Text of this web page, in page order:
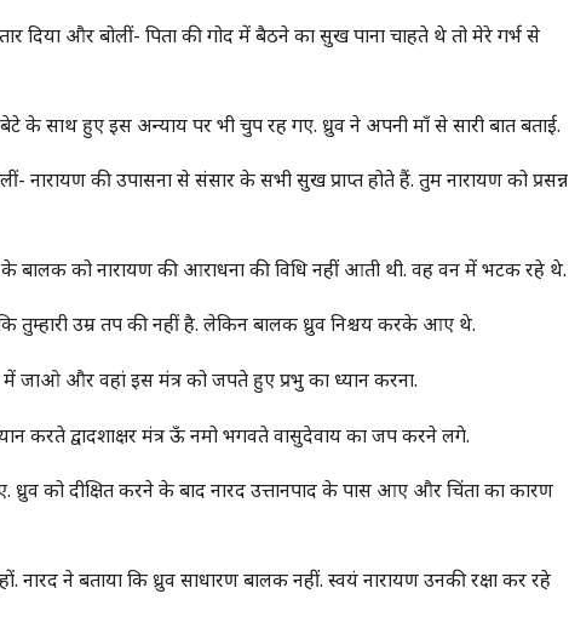
दिया और बोलीं- पिता की गोद में बैठने का सुख पाना चाहते थे तो मेरे गर्भ से
के साथ हुए इस अन्याय पर भी चुप रह गए. ध्रुव ने अपनी माँ से सारी बात बताई.
नारायण की उपासना से संसार के सभी सुख प्राप्त होते हैं. तुम नारायण को प्रसन्न
को नारायण की आराधना की विधि नहीं आती थी. वह वन में भटक रहे थे.
तुम्हारी उम्र तप की नहीं है. लेकिन बालक ध्रुव निश्चय करके आए थे.
में जाओ और वहां इस मंत्र को जपते हुए प्रभु का ध्यान करना.
करते द्वादशाक्षर मंत्र ऊँ नमो भगवते वासुदेवाय का जप करने लगे.
को दीक्षित करने के बाद नारद उत्तानपाद के पास आए और चिंता का कारण
ने बताया कि ध्रुव साधारण बालक नहीं. स्वयं नारायण उनकी रक्षा कर रहे